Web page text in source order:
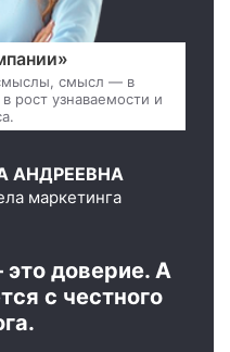
смысл — в
рост узнаваемости и
АНДРЕЕВНА
маркетинга
доверие. А
с честного